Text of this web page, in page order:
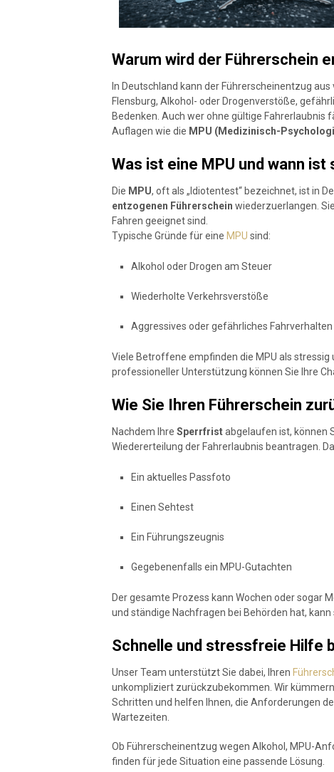
Warum wird der Führerschein
In Deutschland kann der Führerscheinentzug
Flensburg, Alkohol- oder Drogenverstöße,
Bedenken. Auch wer ohne gültige Fahrerlaubnis
Auflagen wie die MPU (Medizinisch-
Was ist eine MPU und wann
Die MPU, oft als „Idiotentest“ bezeichnet, ist in
entzogenen Führerschein wiederzuerlangen.
Fahren geeignet sind.
Typische Gründe für eine MPU sind:
Alkohol oder Drogen am Steuer
Wiederholte Verkehrsverstöße
Aggressives oder gefährliches Fahrverhalten
Viele Betroffene empfinden die MPU als
professioneller Unterstützung können Sie Ihre
Wie Sie Ihren Führerschein
Nachdem Ihre Sperrfristabgelaufen ist, können
Wiedererteilung der Fahrerlaubnis beantragen.
Ein aktuelles Passfoto
Einen Sehtest
Ein Führungszeugnis
Gegebenenfalls ein MPU-Gutachten
Der gesamte Prozess kann Wochen oder sogar
und ständige Nachfragen bei Behörden hat,
Schnelle und stressfreie Hilfe
Unser Team unterstützt Sie dabei, Ihren
unkompliziert zurückzubekommen. Wir
Schritten und helfen Ihnen, die Anforderungen
Wartezeiten.
Ob Führerscheinentzug wegen Alkohol, MPU-
finden für jede Situation eine passende Lösung.